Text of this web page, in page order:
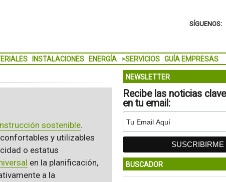
SÍGUENOS:
INSTALACIONES ENERGÍA >SERVICIOS GUÍA EMPRESAS
sostenible.
y utilizables
o estatus
en la planificación,
a la
NEWSLETTER
Recibe las noticias
en tu email:
BUSCADOR